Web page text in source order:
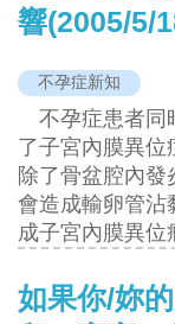
響(2005/5/
不孕症新知
不孕症患者同
了子宮內膜異位
除了骨盆腔內
會造成輸卵管沾
成子宮內膜異位
如果你/妳